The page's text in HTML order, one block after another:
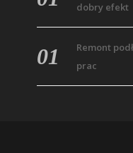
dobry efekt
Remont
prac